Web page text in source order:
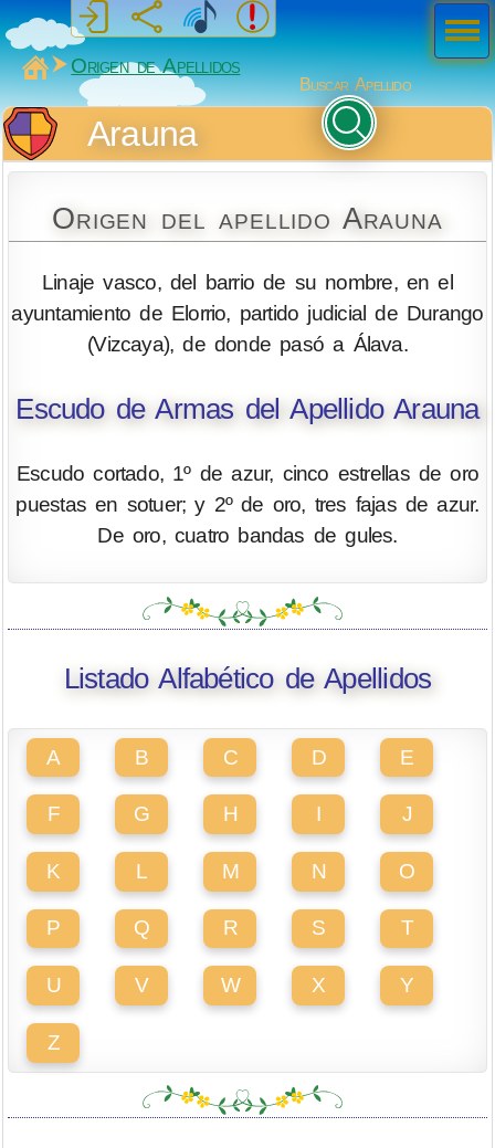
MiSabueso
Origen de Apellidos
Buscar Apellido
Arauna
Origen del apellido Arauna
Linaje vasco, del barrio de su nombre, en el
ayuntamiento de Elorrio, partido judicial de Durango
(Vizcaya), de donde pasó a Álava.
Escudo de Armas del Apellido Arauna
Escudo cortado, 1º de azur, cinco estrellas de oro
puestas en sotuer; y 2º de oro, tres fajas de azur.
De oro, cuatro bandas de gules.
Listado Alfabético de Apellidos
A B C D E
F G H I J
K L M N O
P Q R S T
U V W X Y
Z
Men
ú